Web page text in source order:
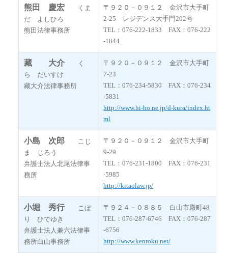
熊田 慶宏 くま
だ よしひろ
熊田法律事務所
〒９２０－０９１２ 金沢市大手町
2-25 レジデンス大手門202号
TEL：076-222-1833 FAX：076-222
-1844
藏 大介 く
ら だいすけ
藏大介法律事務所
〒９２０－０９１２ 金沢市大手町
7-23
TEL：076-234-5830 FAX：076-234
-5831
http://www.hi-ho.ne.jp/d-kura/index.ht
ml
小島 次郎 こじ
ま じろう
弁護士法人北尾法律事
務所
〒９２０－０９１２ 金沢市大手町
9-29
TEL：076-231-1800 FAX：076-231
-5985
http://kitaolaw.jp/
小堀 秀行こぼ
り ひでゆき
弁護士法人兼六法律事
務所白山事務所
〒９２４－０８８５ 白山市殿町48
TEL：076-287-6746 FAX：076-287
-6756
http://www.kenroku.net/